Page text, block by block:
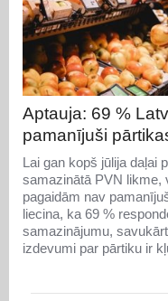
Aptauja: 69 %
pamanījuši
Lai gan kopš jūlija daļai
samazinātā PVN likme,
pagaidām nav
liecina, ka 69 %
samazinājumu,
izdevumi par pārtiku ir